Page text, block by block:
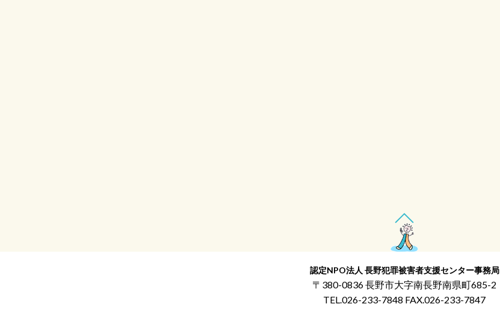
認定NPO法人 長野犯罪被害者支援センター事務局
〒380-0836 長野市大字南長野南県町685-2
TEL.026-233-7848 FAX.026-233-7847